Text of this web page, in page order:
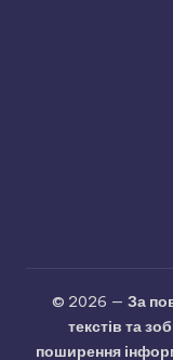
© 2026 — За
текстів та
поширення